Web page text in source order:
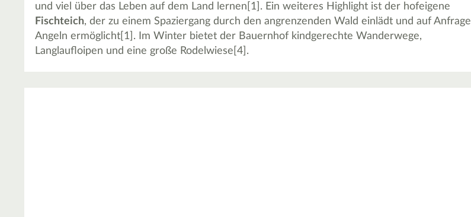
und viel über das Leben auf dem Land lernen[1]. Ein weiteres Highlight ist der hofeigene
Fischteich, der zu einem Spaziergang durch den angrenzenden Wald einlädt und auf Anfrage
Angeln ermöglicht[1]. Im Winter bietet der Bauernhof kindgerechte Wanderwege,
Langlaufloipen und eine große Rodelwiese[4].